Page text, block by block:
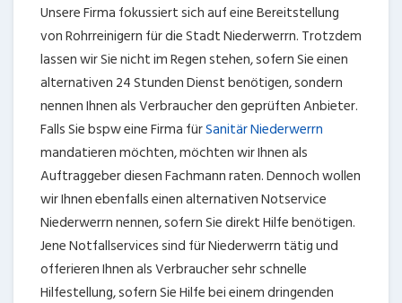
Unsere Firma fokussiert sich auf eine Bereitstellung
von Rohrreinigern für die Stadt Niederwerrn. Trotzdem
lassen wir Sie nicht im Regen stehen, sofern Sie einen
alternativen 24 Stunden Dienst benötigen, sondern
nennen Ihnen als Verbraucher den geprüften Anbieter.
Falls Sie bspw eine Firma fürSanitär Niederwerrn
mandatieren möchten, möchten wir Ihnen als
Auftraggeber diesen Fachmann raten. Dennoch wollen
wir Ihnen ebenfalls einen alternativen Notservice
Niederwerrn nennen, sofern Sie direkt Hilfe benötigen.
Jene Notfallservices sind für Niederwerrn tätig und
offerieren Ihnen als Verbraucher sehr schnelle
Hilfestellung, sofern Sie Hilfe bei einem dringenden